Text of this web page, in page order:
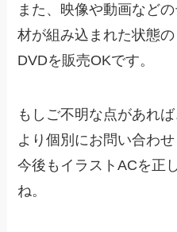
また、映像や動画など
材が組み込まれた状態
DVDを販売OKです。
もしご不明な点があれ
より個別にお問い合わせ
今後もイラストACを正
ね。